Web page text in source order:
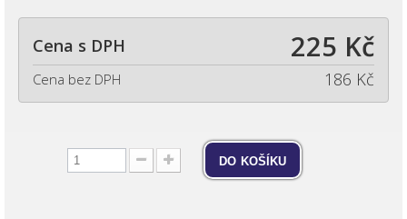
Cena s DPH 225 Kč
Cena bez DPH 186 Kč
do košíku